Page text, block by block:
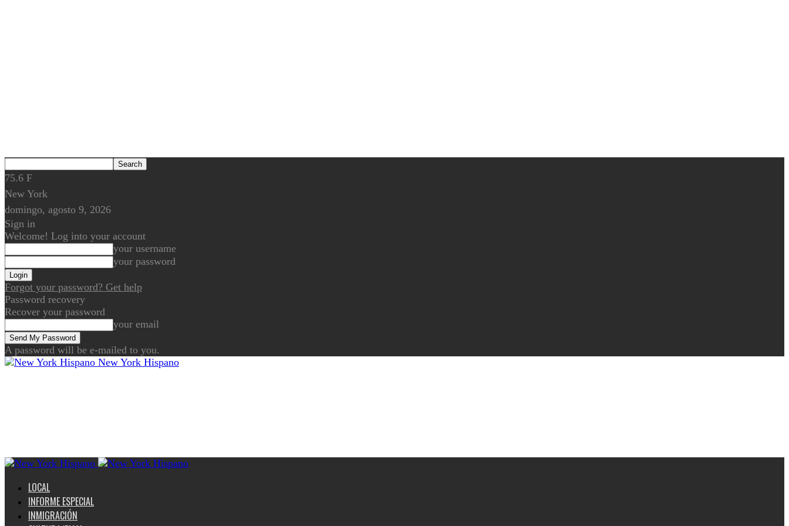
75.6 F
New York
domingo, agosto 9, 2026
Sign in
Welcome! Log into your account
your username
your password
Forgot your password? Get help
Password recovery
Recover your password
your email
A password will be e-mailed to you.
New York Hispano
LOCAL
INFORME ESPECIAL
INMIGRACIÓN